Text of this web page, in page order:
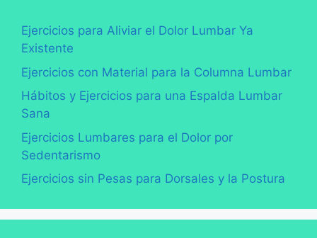
Ejercicios para Aliviar el Dolor Lumbar Ya
Existente
Ejercicios con Material para la Columna Lumbar
Hábitos y Ejercicios para una Espalda Lumbar
Sana
Ejercicios Lumbares para el Dolor por
Sedentarismo
Ejercicios sin Pesas para Dorsales y la Postura